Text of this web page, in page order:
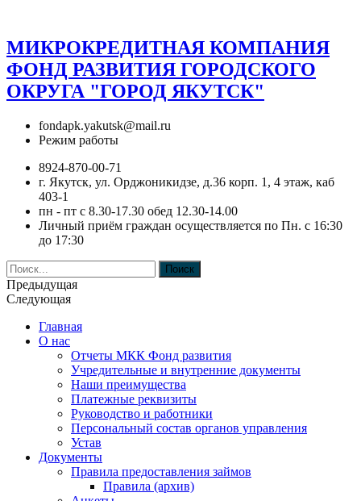
МИКРОКРЕДИТНАЯ КОМПАНИЯ
ФОНД РАЗВИТИЯ ГОРОДСКОГО
ОКРУГА "ГОРОД ЯКУТСК"
fondapk.yakutsk@mail.ru
Режим работы
8924-870-00-71
г. Якутск, ул. Орджоникидзе, д.36 корп. 1, 4 этаж, каб
403-1
пн - пт с 8.30-17.30 обед 12.30-14.00
Личный приём граждан осуществляется по Пн. с 16:30
до 17:30
Поиск
Предыдущая
Следующая
Главная
О нас
Отчеты МКК Фонд развития
Учредительные и внутренние документы
Наши преимущества
Платежные реквизиты
Руководство и работники
Персональный состав органов управления
Устав
Документы
Правила предоставления займов
Правила (архив)